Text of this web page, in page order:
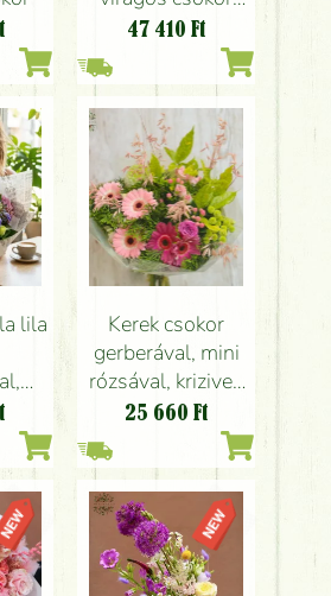
papírtáskával (20
47 410 Ft
lila
Kerek csokor
gerberával, mini
rózsával, krizivel,
kalásszal (15
25 660 Ft